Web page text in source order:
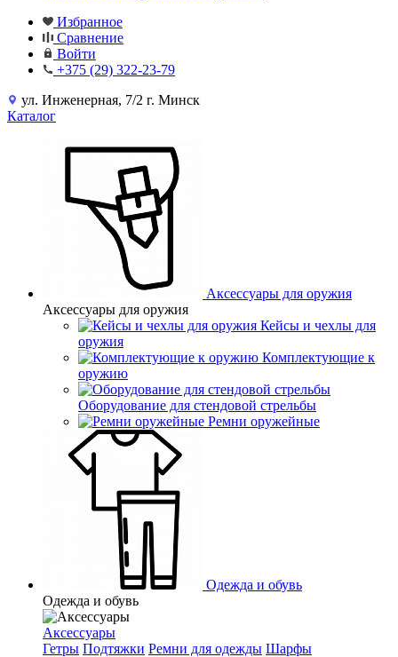
Избранное
Сравнение
Войти
+375 (29) 322-23-79
ул. Инженерная, 7/2 г. Минск
Каталог
Аксессуары для оружия
Аксессуары для оружия
Кейсы и чехлы для
оружия
Комплектующие к
оружию
Оборудование для стендовой стрельбы
Ремни оружейные
Одежда и обувь
Одежда и обувь
Аксессуары
Гетры Подтяжки Ремни для одежды Шарфы